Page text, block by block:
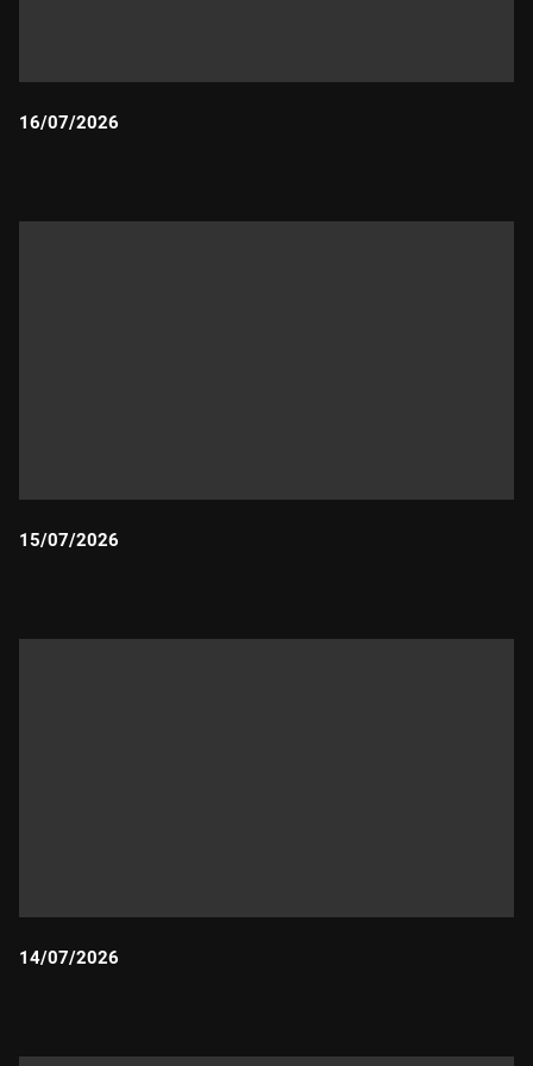
16/07/2026
15/07/2026
14/07/2026